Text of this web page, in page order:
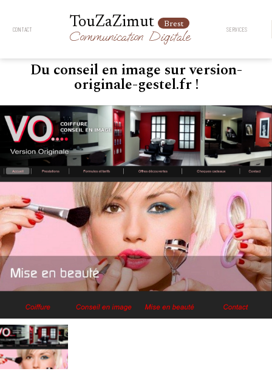
CONTACT TouZaZimut Brest
Communication Digitale SERVICES
Du conseil en image sur version-
originale-gestel.fr !